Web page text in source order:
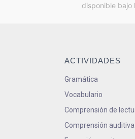
disponible bajo
ACTIVIDADES
Gramática
Vocabulario
Comprensión de
Comprensión auditiva